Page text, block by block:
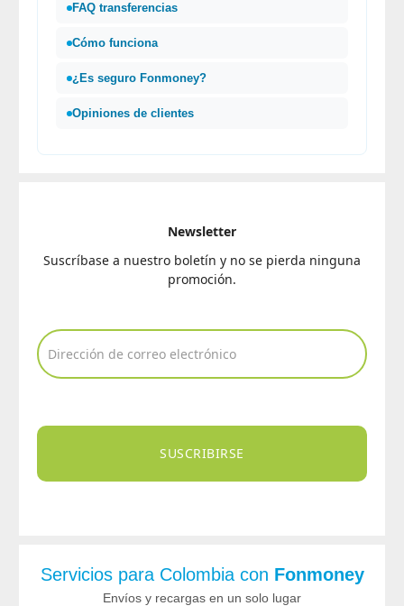
FAQ transferencias
Cómo funciona
¿Es seguro Fonmoney?
Opiniones de clientes
Newsletter
Suscríbase a nuestro boletín y no se pierda ninguna
promoción.
SUSCRIBIRSE
Servicios para Colombia con Fonmoney
Envíos y recargas en un solo lugar